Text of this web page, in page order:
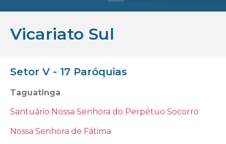
Vicariato Sul
Setor V - 17 Paróquias
Taguatinga
Santuário Nossa Senhora do Perpétuo Socorro
Nossa Senhora de Fátima